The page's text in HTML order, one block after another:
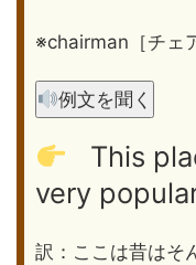
※chairman［チェ
例文を聞く
This
very
訳：ここは昔はそ